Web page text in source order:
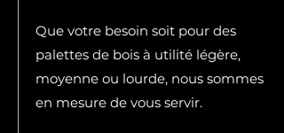
Que votre besoin soit pour des
palettes de bois à utilité légère,
moyenne ou lourde, nous sommes
en mesure de vous servir.